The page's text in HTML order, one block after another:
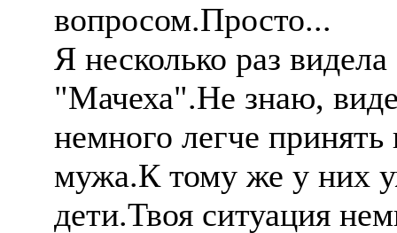
вопросом.Просто...
Я несколько раз
"Мачеха".Не знаю,
немного легче
мужа.К тому же у них
дети.Твоя ситуация